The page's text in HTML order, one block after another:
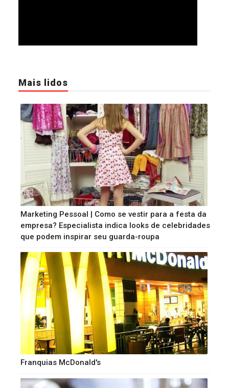
Mais lidos
Marketing Pessoal | Como se vestir para a festa da
empresa? Especialista indica looks de celebridades
que podem inspirar seu guarda-roupa
Franquias McDonald's